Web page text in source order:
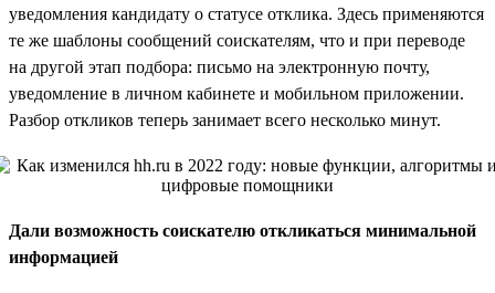
уведомления кандидату о статусе отклика. Здесь применяются
те же шаблоны сообщений соискателям, что и при переводе
на другой этап подбора: письмо на электронную почту,
уведомление в личном кабинете и мобильном приложении.
Разбор откликов теперь занимает всего несколько минут.
Дали возможность соискателю откликаться минимальной
информацией